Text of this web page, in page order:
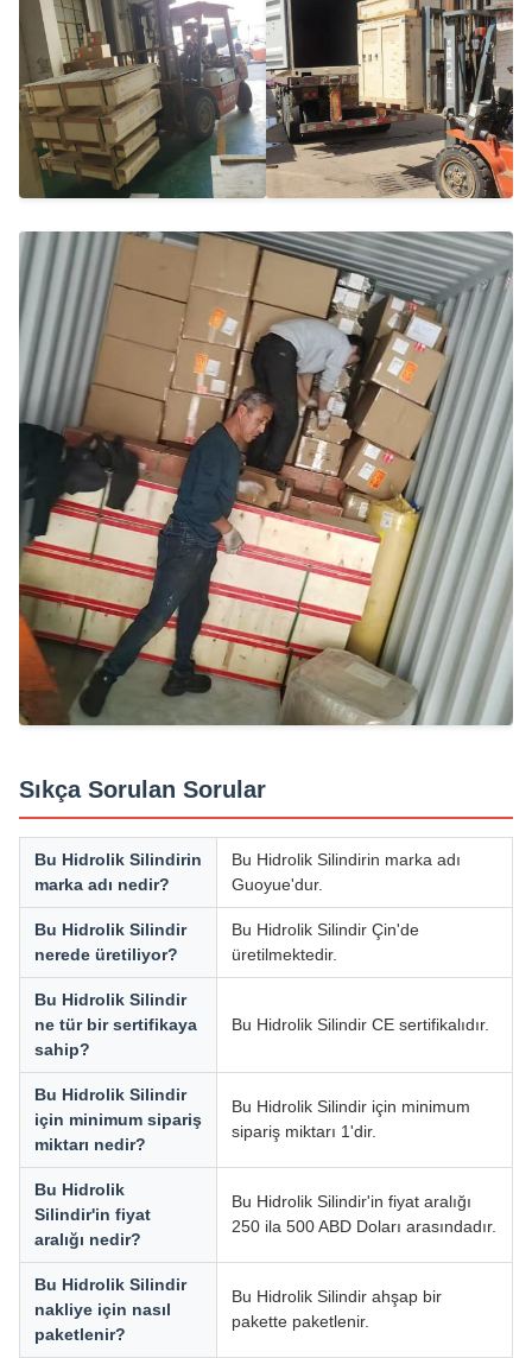
Sıkça Sorulan Sorular
Bu Hidrolik Silindirin
marka adı nedir?
Bu Hidrolik Silindirin marka adı
Guoyue'dur.
Bu Hidrolik Silindir
nerede üretiliyor?
Bu Hidrolik Silindir Çin'de
üretilmektedir.
Bu Hidrolik Silindir
ne tür bir sertifikaya
sahip?
Bu Hidrolik Silindir CE sertifikalıdır.
Bu Hidrolik Silindir
için minimum sipariş
miktarı nedir?
Bu Hidrolik Silindir için minimum
sipariş miktarı 1'dir.
Bu Hidrolik
Silindir'in fiyat
aralığı nedir?
Bu Hidrolik Silindir'in fiyat aralığı
250 ila 500 ABD Doları arasındadır.
Bu Hidrolik Silindir
nakliye için nasıl
paketlenir?
Bu Hidrolik Silindir ahşap bir
pakette paketlenir.